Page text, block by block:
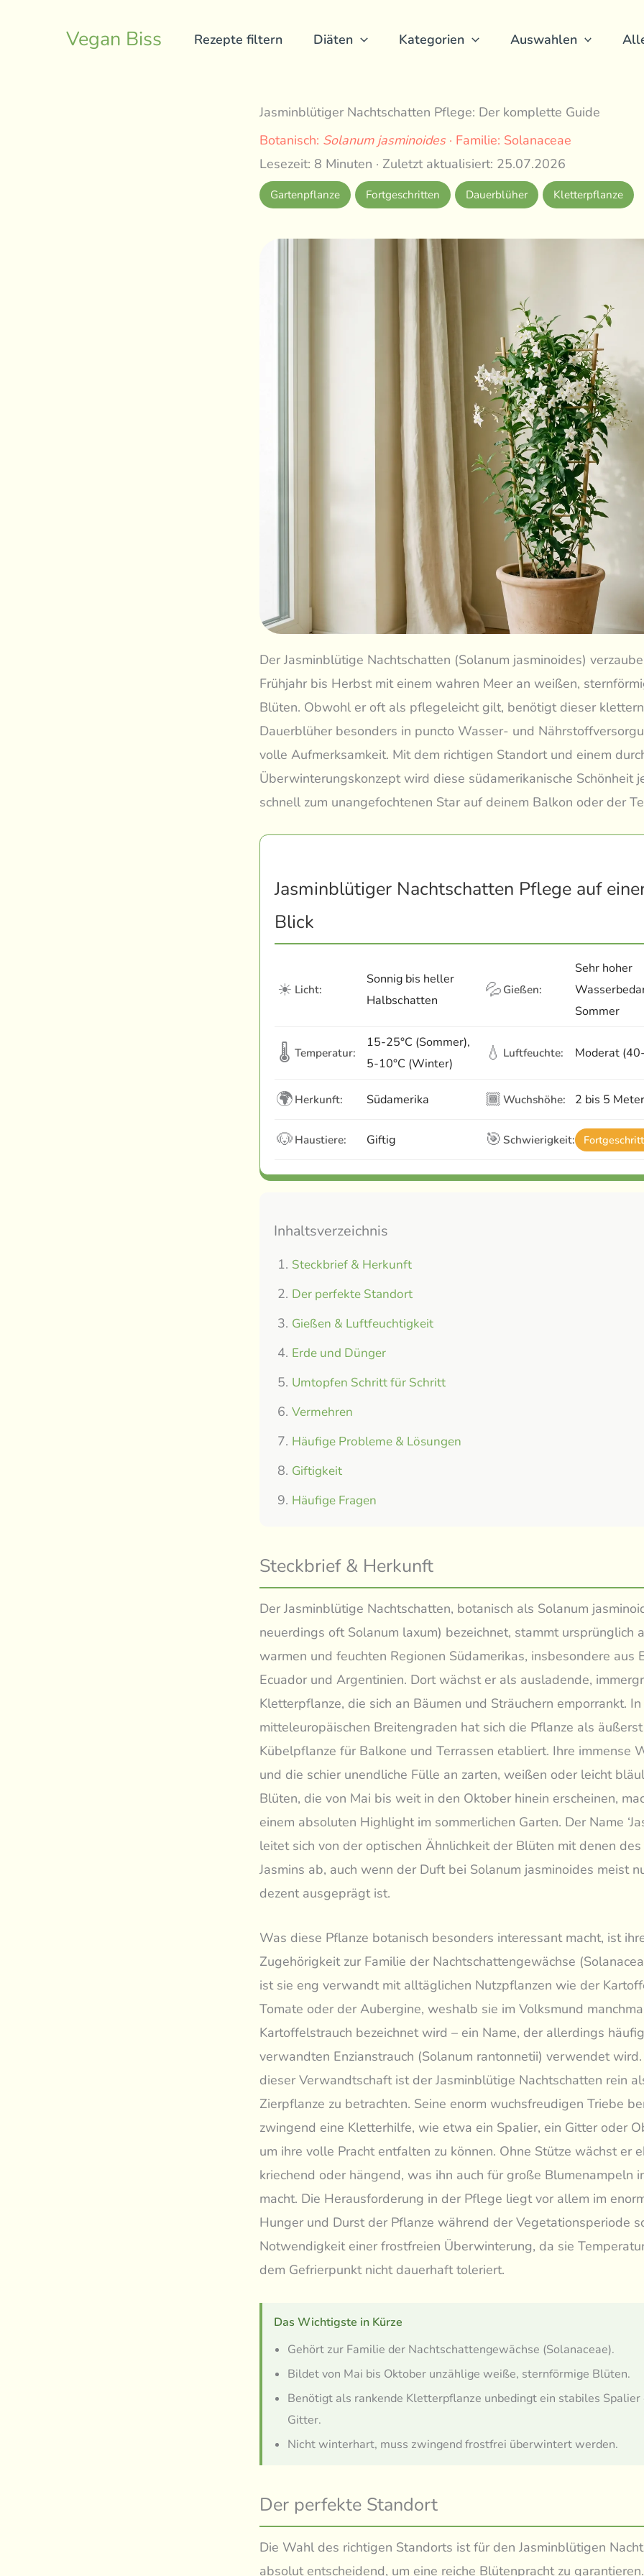
Vegan Biss Rezepte filtern Diäten Kategorien Auswahlen
Jasminblütiger Nachtschatten Pflege: Der komplette Guide
Botanisch: Solanum jasminoides· Familie: Solanaceae
Lesezeit: 8 Minuten · Zuletzt aktualisiert: 25.07.2026
Gartenpflanze Fortgeschritten Dauerblüher Kletterpflanze
Der Jasminblütige Nachtschatten (Solanum jasminoides)
Frühjahr bis Herbst mit einem wahren Meer an weißen,
Blüten. Obwohl er oft als pflegeleicht gilt, benötigt dieser
Dauerblüher besonders in puncto Wasser- und
volle Aufmerksamkeit. Mit dem richtigen Standort und einem
Überwinterungskonzept wird diese südamerikanische Schönheit
schnell zum unangefochtenen Star auf deinem Balkon oder der
Jasminblütiger Nachtschatten Pflege auf
Blick
☀ Licht:
Sonnig bis heller
Halbschatten
💦 Gießen:
Sehr hoher
Sommer
🌡 Temperatur:
15-25°C (Sommer),
5-10°C (Winter)
💧 Luftfeuchte: Moderat
🌍 Herkunft: Südamerika 🏾 Wuchshöhe: 2 bis 5 Meter
🐶 Haustiere: Giftig 🎯 Schwierigkeit:
Inhaltsverzeichnis
Steckbrief & Herkunft
Der perfekte Standort
Gießen & Luftfeuchtigkeit
Erde und Dünger
Umtopfen Schritt für Schritt
Vermehren
Häufige Probleme & Lösungen
Giftigkeit
Häufige Fragen
Steckbrief & Herkunft
Der Jasminblütige Nachtschatten, botanisch als Solanum
neuerdings oft Solanum laxum) bezeichnet, stammt ursprünglich
warmen und feuchten Regionen Südamerikas, insbesondere aus
Ecuador und Argentinien. Dort wächst er als ausladende,
Kletterpflanze, die sich an Bäumen und Sträuchern emporrankt.
mitteleuropäischen Breitengraden hat sich die Pflanze als
Kübelpflanze für Balkone und Terrassen etabliert. Ihre immense
und die schier unendliche Fülle an zarten, weißen oder leicht
Blüten, die von Mai bis weit in den Oktober hinein erscheinen,
einem absoluten Highlight im sommerlichen Garten. Der Name
leitet sich von der optischen Ähnlichkeit der Blüten mit denen des
Jasmins ab, auch wenn der Duft bei Solanum jasminoides meist
dezent ausgeprägt ist.
Was diese Pflanze botanisch besonders interessant macht, ist
Zugehörigkeit zur Familie der Nachtschattengewächse
ist sie eng verwandt mit alltäglichen Nutzpflanzen wie der
Tomate oder der Aubergine, weshalb sie im Volksmund
Kartoffelstrauch bezeichnet wird – ein Name, der allerdings
verwandten Enzianstrauch (Solanum rantonnetii) verwendet
dieser Verwandtschaft ist der Jasminblütige Nachtschatten rein
Zierpflanze zu betrachten. Seine enorm wuchsfreudigen Triebe
zwingend eine Kletterhilfe, wie etwa ein Spalier, ein Gitter oder
um ihre volle Pracht entfalten zu können. Ohne Stütze wächst er
kriechend oder hängend, was ihn auch für große Blumenampeln
macht. Die Herausforderung in der Pflege liegt vor allem im
Hunger und Durst der Pflanze während der Vegetationsperiode
Notwendigkeit einer frostfreien Überwinterung, da sie
dem Gefrierpunkt nicht dauerhaft toleriert.
Das Wichtigste in Kürze
Gehört zur Familie der Nachtschattengewächse (Solanaceae).
Bildet von Mai bis Oktober unzählige weiße, sternförmige Blüten.
Benötigt als rankende Kletterpflanze unbedingt ein stabiles Spalier
Gitter.
Nicht winterhart, muss zwingend frostfrei überwintert werden.
Der perfekte Standort
Die Wahl des richtigen Standorts ist für den Jasminblütigen
absolut entscheidend, um eine reiche Blütenpracht zu